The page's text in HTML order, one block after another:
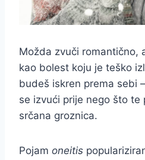
Možda zvuči romantično,
kao bolest koju je teško
budeš iskren prema sebi
se izvući prije nego što te
srčana groznica.
Pojam oneitis